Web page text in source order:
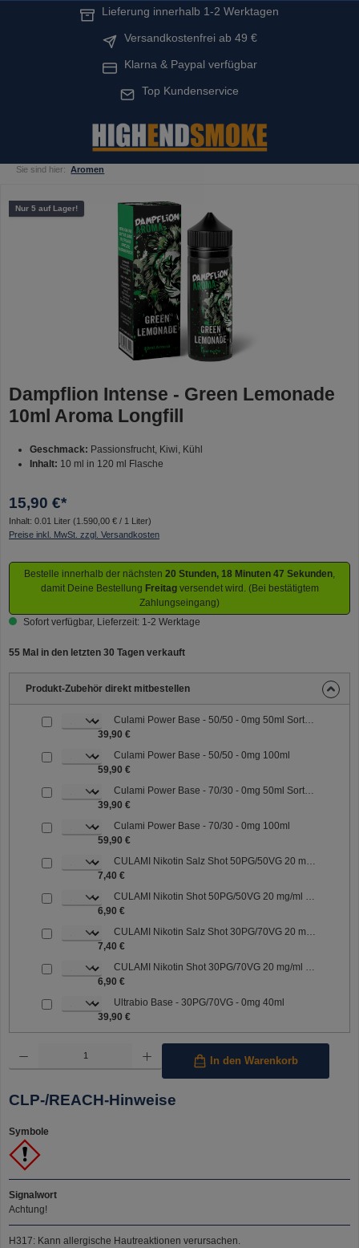
Lieferung innerhalb 1-2 Werktagen
Versandkostenfrei ab 49 €
Klarna & Paypal verfügbar
Top Kundenservice
Sie sind hier: Aromen
Bildergalerie überspringen
Nur 5 auf Lager!
Dampflion Intense - Green Lemonade
10ml Aroma Longfill
Geschmack: Passionsfrucht, Kiwi, Kühl
Inhalt: 10 ml in 120 ml Flasche
15,90 €*
Inhalt: 0.01 Liter (1.590,00 € / 1 Liter)
Preise inkl. MwSt. zzgl. Versandkosten
Bestelle innerhalb der nächsten 20 Stunden, 18 Minuten 46 Sekunden,
damit Deine Bestellung Freitag versendet wird. (Bei bestätigtem
Zahlungseingang)
Sofort verfügbar, Lieferzeit: 1-2 Werktage
55 Mal in den letzten 30 Tagen verkauft
Produkt-Zubehör direkt mitbestellen
Culami Power Base - 50/50 - 0mg 50ml Sorte: 50/50
39,90 €
Culami Power Base - 50/50 - 0mg 100ml
59,90 €
Culami Power Base - 70/30 - 0mg 50ml Sorte: 70/30
39,90 €
Culami Power Base - 70/30 - 0mg 100ml
59,90 €
CULAMI Nikotin Salz Shot 50PG/50VG 20 mg/ml Sorte: 50PG/50VG
7,40 €
CULAMI Nikotin Shot 50PG/50VG 20 mg/ml Sorte: 50PG/50VG
6,90 €
CULAMI Nikotin Salz Shot 30PG/70VG 20 mg/ml Sorte: 30PG/70VG
7,40 €
CULAMI Nikotin Shot 30PG/70VG 20 mg/ml Sorte: 30PG/70VG
6,90 €
Ultrabio Base - 30PG/70VG - 0mg 40ml
39,90 €
Produkt Anzahl: Gib den gewünschten Wert ein oder benutze die Schaltflächen um die
In den Warenkorb
CLP-/REACH-Hinweise
Symbole
Signalwort
Achtung!
H317: Kann allergische Hautreaktionen verursachen.